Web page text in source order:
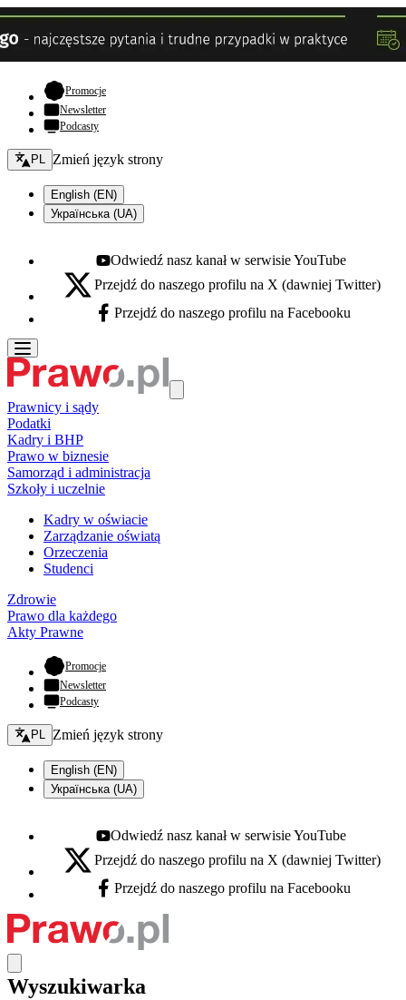
Promocje- otwiera się w nowej karcie
Newsletter
Podcasty
Zmień język - bieżący:
PL Zmień język strony
English (EN)
Українська (UA)
Youtube - otwiera się w nowej karcie
Odwiedź nasz kanał w serwisie YouTube
X - otwiera się w nowej karcie
Przejdź do naszego profilu na X (dawniej Twitter)
Facebook - otwiera się w nowej karcie
Przejdź do naszego profilu na Facebooku
Prawnicy i sądy
Podatki
Kadry i BHP
Prawo w biznesie
Samorząd i administracja
Szkoły i uczelnie
Kadry w oświacie
Zarządzanie oświatą
Orzeczenia
Studenci
Zdrowie
Prawo dla każdego
Akty Prawne
Promocje- otwiera się w nowej karcie
Newsletter
Podcasty
Zmień język - bieżący:
PL Zmień język strony
English (EN)
Українська (UA)
Youtube - otwiera się w nowej karcie
Odwiedź nasz kanał w serwisie YouTube
X - otwiera się w nowej karcie
Przejdź do naszego profilu na X (dawniej Twitter)
Facebook - otwiera się w nowej karcie
Przejdź do naszego profilu na Facebooku
Wyszukiwarka